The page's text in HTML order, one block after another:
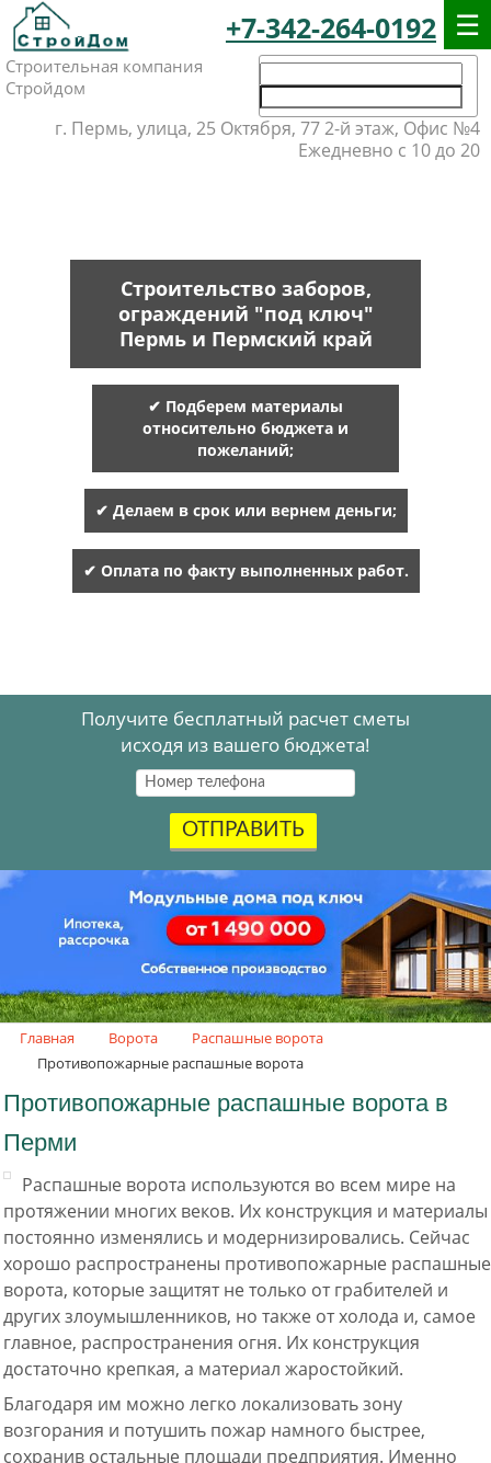
+7-342-264-0192
Строительная компания
Стройдом
г. Пермь, улица, 25 Октября, 77 2-й этаж, Офис №4
Ежедневно с 10 до 20
Строительство заборов,
ограждений "под ключ"
Пермь и Пермский край
✔ Подберем материалы
относительно бюджета и
пожеланий;
✔ Делаем в срок или вернем деньги;
✔ Оплата по факту выполненных работ.
Получите бесплатный расчет сметы
исходя из вашего бюджета!
ОТПРАВИТЬ
Акция
.
.
Главная Ворота
Распашные ворота
Противопожарные распашные ворота
Противопожарные распашные ворота в
Перми
Распашные ворота используются во всем мире на
протяжении многих веков. Их конструкция и материалы
постоянно изменялись и модернизировались. Сейчас
хорошо распространены противопожарные распашные
ворота, которые защитят не только от грабителей и
других злоумышленников, но также от холода и, самое
главное, распространения огня. Их конструкция
достаточно крепкая, а материал жаростойкий.
Благодаря им можно легко локализовать зону
возгорания и потушить пожар намного быстрее,
сохранив остальные площади предприятия. Именно